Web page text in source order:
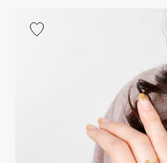
FRANCK MULLER
フランク・ミュラー
VACHERON
CONSTANTIN
ヴァシュロン・コンスタ
ALPHA putite
アルファプティ
RICH CROSS
リッチクロス
エルメス